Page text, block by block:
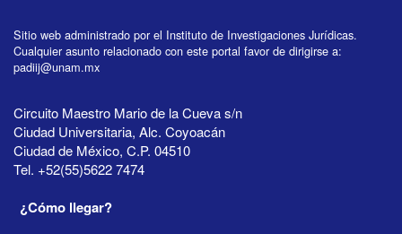
Sitio web administrado por el Instituto de Investigaciones Jurídicas.
Cualquier asunto relacionado con este portal favor de dirigirse a:
padiij@unam.mx
Circuito Maestro Mario de la Cueva s/n
Ciudad Universitaria, Alc. Coyoacán
Ciudad de México, C.P. 04510
Tel. +52(55)5622 7474
¿Cómo llegar?